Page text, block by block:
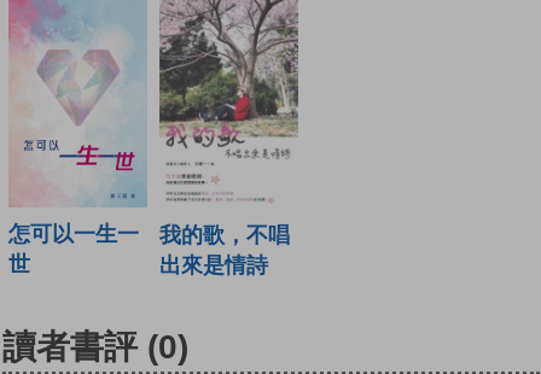
怎可以一生一
世
我的歌，不唱
出來是情詩
讀者書評 (0)